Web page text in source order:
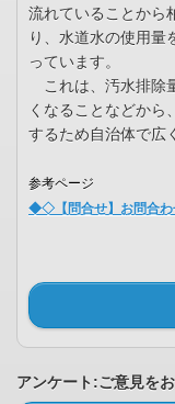
流れていることから
り、水道水の使用量
っています。
これは、汚水排除
くなることなどから
するため自治体で広
参考ページ
◆◇【問合せ】お問合
アンケート:ご意見を